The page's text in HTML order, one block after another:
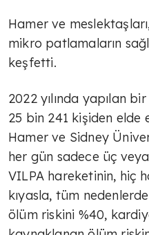
Hamer ve
mikro patlamaların
keşfetti.
2022 yılında yapılan
25 bin 241 kişiden
Hamer ve Sidney
her gün sadece üç
VILPA hareketinin, hiç
kıyasla, tüm
ölüm riskini %40,